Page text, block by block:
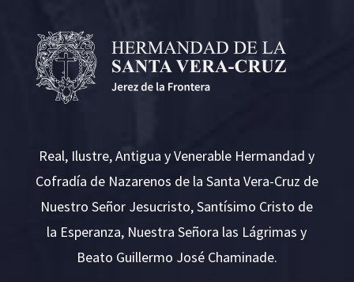
Real, Ilustre, Antigua y Venerable Hermandad y
Cofradía de Nazarenos de la Santa Vera-Cruz de
Nuestro Señor Jesucristo, Santísimo Cristo de
la Esperanza, Nuestra Señora las Lágrimas y
Beato Guillermo José Chaminade.